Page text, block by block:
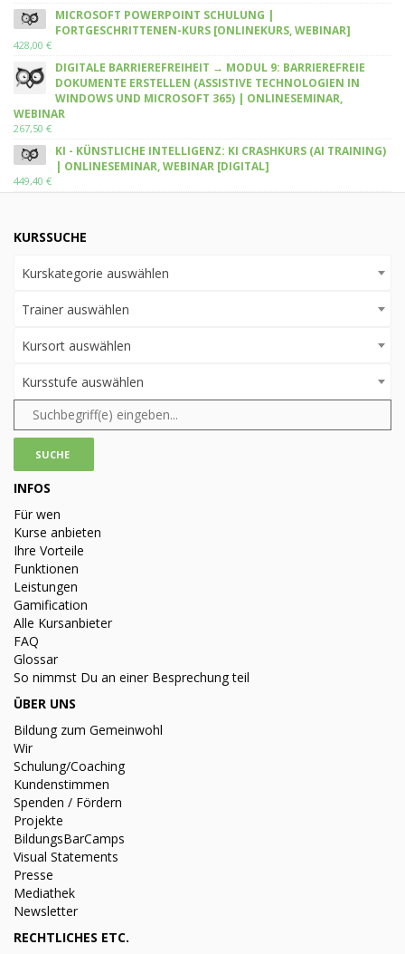
MICROSOFT POWERPOINT SCHULUNG |
FORTGESCHRITTENEN-KURS [ONLINEKURS, WEBINAR]
428,00 €
DIGITALE BARRIEREFREIHEIT → MODUL 9: BARRIEREFREIE
DOKUMENTE ERSTELLEN (ASSISTIVE TECHNOLOGIEN IN
WINDOWS UND MICROSOFT 365) | ONLINESEMINAR,
WEBINAR
267,50 €
KI - KÜNSTLICHE INTELLIGENZ: KI CRASHKURS (AI TRAINING)
| ONLINESEMINAR, WEBINAR [DIGITAL]
449,40 €
KURSSUCHE
Kurskategorie auswählen
Trainer auswählen
Kursort auswählen
Kursstufe auswählen
INFOS
Für wen
Kurse anbieten
Ihre Vorteile
Funktionen
Leistungen
Gamification
Alle Kursanbieter
FAQ
Glossar
So nimmst Du an einer Besprechung teil
ÜBER UNS
Bildung zum Gemeinwohl
Wir
Schulung/Coaching
Kundenstimmen
Spenden / Fördern
Projekte
BildungsBarCamps
Visual Statements
Presse
Mediathek
Newsletter
RECHTLICHES ETC.